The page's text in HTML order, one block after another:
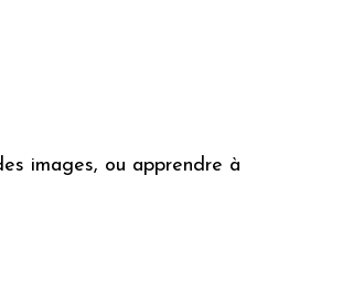
images, ou apprendre à